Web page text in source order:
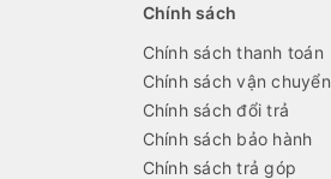
Chính sách
Chính sách thanh toán
Chính sách vận chuyển
Chính sách đổi trả
Chính sách bảo hành
Chính sách trả góp